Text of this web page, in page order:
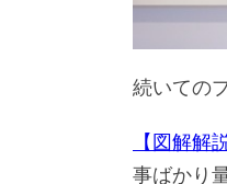
続いての
【図解
事ばかり